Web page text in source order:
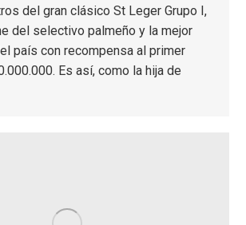
del gran clásico St Leger Grupo I,
del selectivo palmeño y la mejor
país con recompensa al primer
Es así, como la hija de